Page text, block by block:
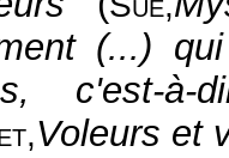
(...)
c'est-
Voleurs et